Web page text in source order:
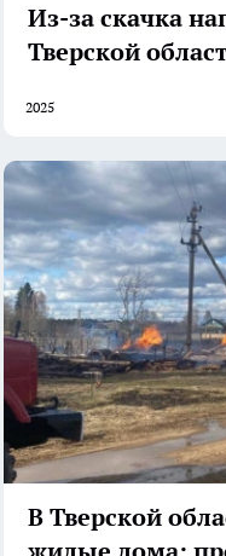
Из-за скачка
Тверской
2025
В Тверской